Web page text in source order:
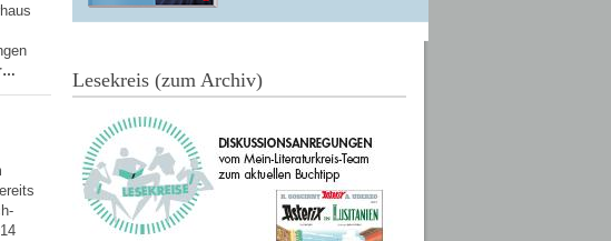
Lesekreis (zum Archiv)